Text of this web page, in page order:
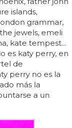
islands,
grammar,
jewels, emeli
kate tempest...
es katy perry, en
de
perry no es la
más la
a un